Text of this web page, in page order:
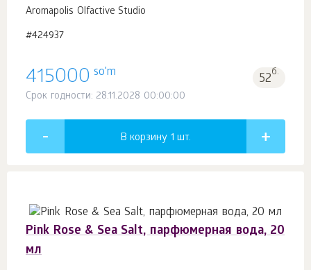
Aromapolis Olfactive Studio
#424937
415000 so'm 52б.
Срок годности: 28.11.2028 00:00:00
В корзину 1 шт.
Pink Rose & Sea Salt, парфюмерная вода, 20
мл